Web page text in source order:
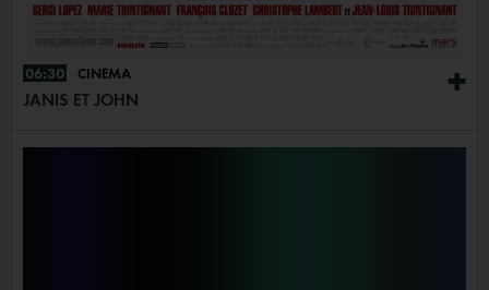
+
06:30 CINÉMA
JANIS ET JOHN